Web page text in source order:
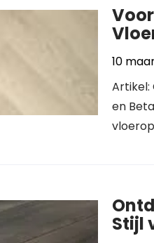
10
Artikel:
en
Stijl